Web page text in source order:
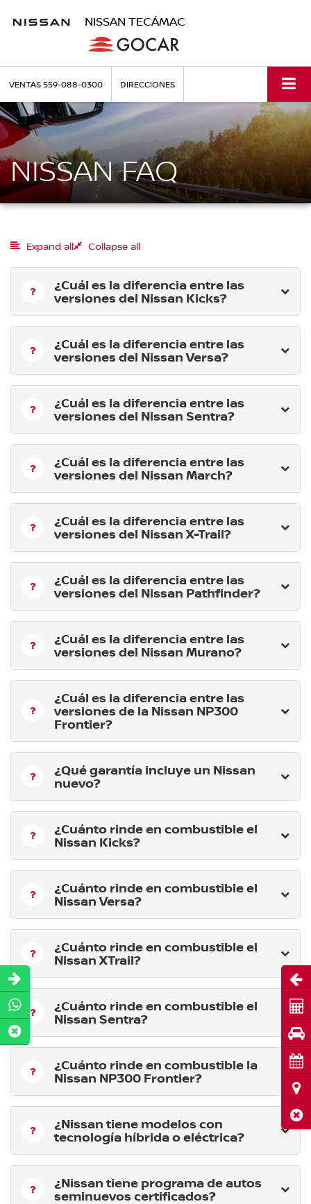
NISSAN TECÁMAC
VENTAS559-088-0300 DIRECCIONES
NISSAN FAQ
Expand all Collapse all
¿Cuál es la diferencia entre las
versiones del Nissan Kicks?
¿Cuál es la diferencia entre las
versiones del Nissan Versa?
¿Cuál es la diferencia entre las
versiones del Nissan Sentra?
¿Cuál es la diferencia entre las
versiones del Nissan March?
¿Cuál es la diferencia entre las
versiones del Nissan X-Trail?
¿Cuál es la diferencia entre las
versiones del Nissan Pathfinder?
¿Cuál es la diferencia entre las
versiones del Nissan Murano?
¿Cuál es la diferencia entre las
versiones de la Nissan NP300
Frontier?
¿Qué garantía incluye un Nissan
nuevo?
¿Cuánto rinde en combustible el
Nissan Kicks?
¿Cuánto rinde en combustible el
Nissan Versa?
¿Cuánto rinde en combustible el
Nissan XTrail?
¿Cuánto rinde en combustible el
Nissan Sentra?
¿Cuánto rinde en combustible la
Nissan NP300 Frontier?
¿Nissan tiene modelos con
tecnología híbrida o eléctrica?
¿Nissan tiene programa de autos
seminuevos certificados?